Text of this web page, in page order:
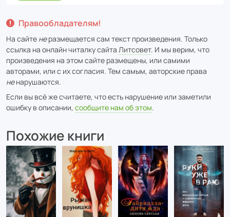
Правообладателям!
На сайте неразмещается сам текст произведения. Только
ссылка на онлайн читалку сайта Литсовет. И мы верим, что
произведения на этом сайте размещены, или самими
авторами, или с их согласия. Тем самым, авторские права
ненарушаются.
Если вы всё же считаете, что есть нарушение или заметили
ошибку в описании, сообщите нам об этом.
Похожие книги